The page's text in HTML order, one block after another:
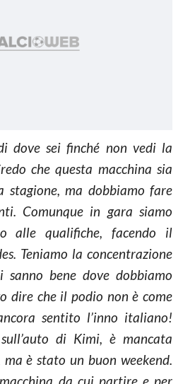
dove sei finché non vedi la
che questa macchina sia
stagione, ma dobbiamo fare
Comunque in gara siamo
alle qualifiche, facendo il
Teniamo la concentrazione
bene dove dobbiamo
dire che il podio non è come
sentito l’inno italiano!
di Kimi, è mancata
è stato un buon weekend.
da cui partire e per